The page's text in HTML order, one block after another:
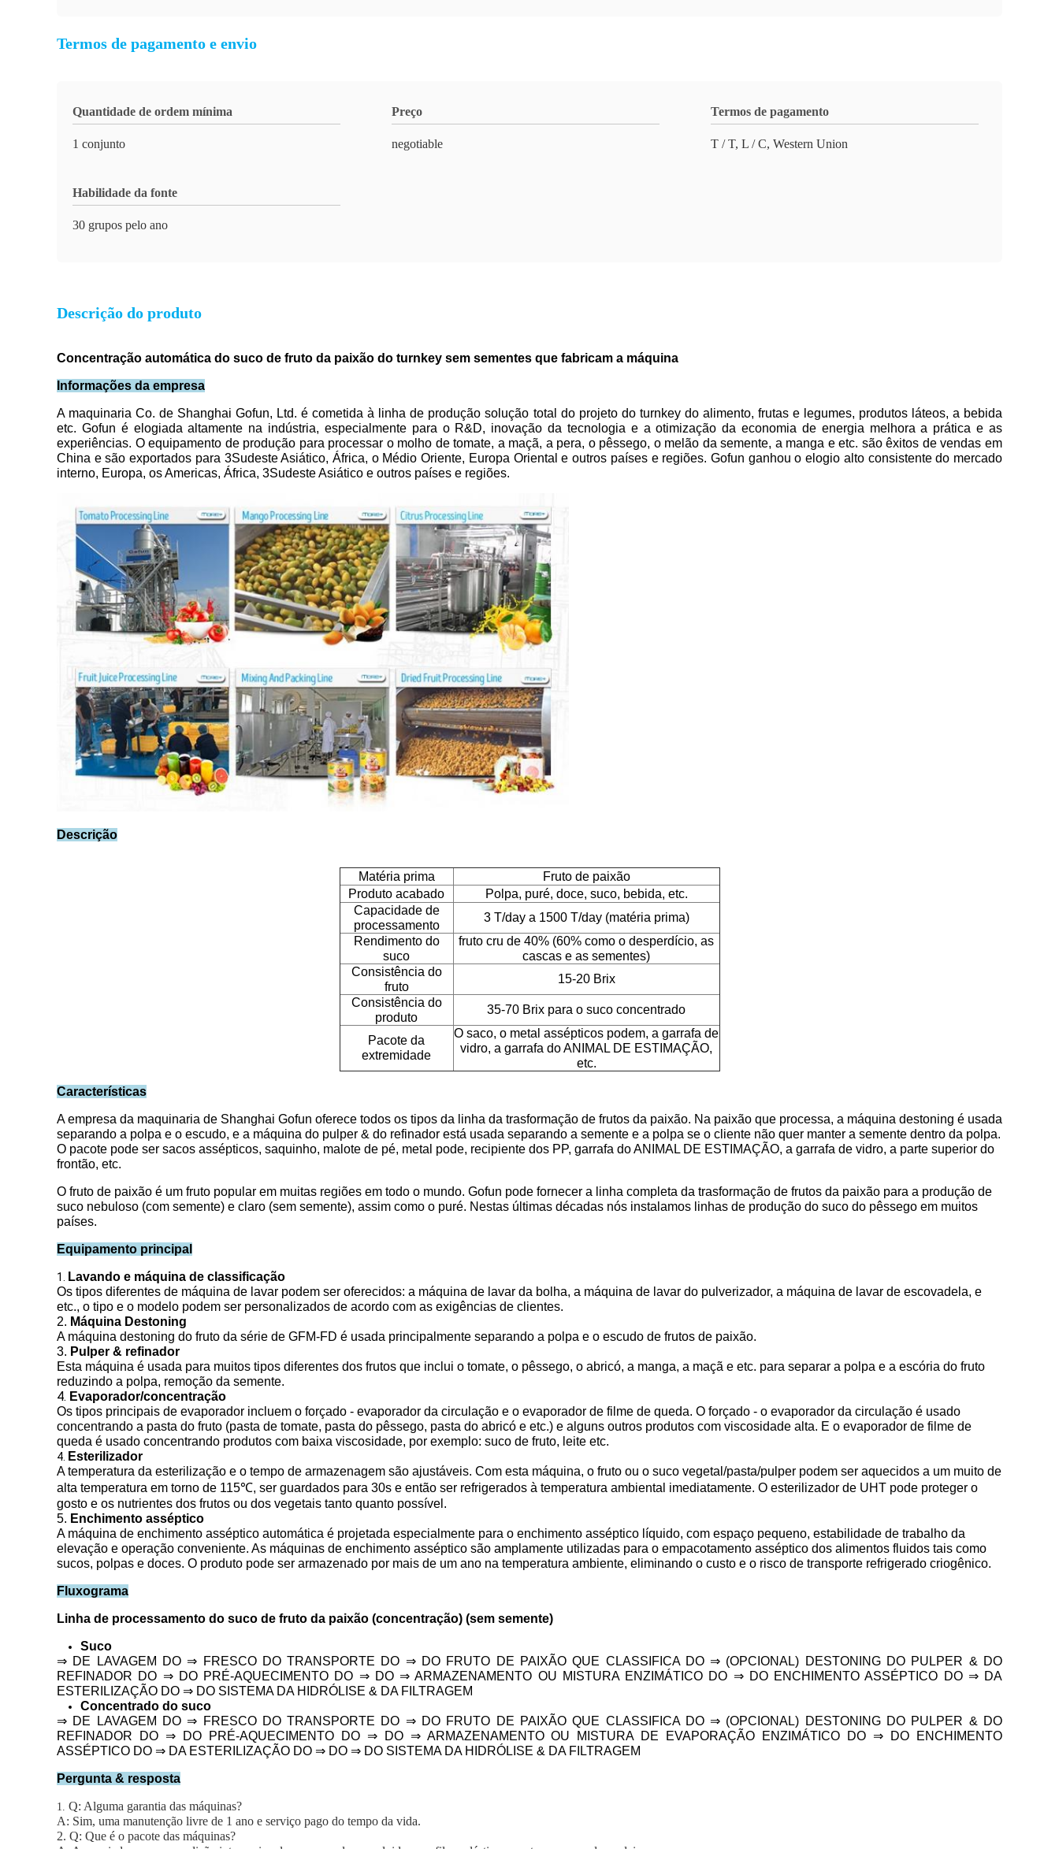
Termos de pagamento e envio
Quantidade de ordem mínima
1 conjunto
Preço
negotiable
Termos de pagamento
T / T, L / C, Western Union
Habilidade da fonte
30 grupos pelo ano
Descrição do produto
Concentração automática do suco de fruto da paixão do turnkey sem sementes que fabricam a máquina
Informações da empresa
A maquinaria Co. de Shanghai Gofun, Ltd. é cometida à linha de produção solução total do projeto do turnkey do alimento, frutas e legumes, produtos láteos, a bebida
etc. Gofun é elogiada altamente na indústria, especialmente para o R&D, inovação da tecnologia e a otimização da economia de energia melhora a prática e as
experiências. O equipamento de produção para processar o molho de tomate, a maçã, a pera, o pêssego, o melão da semente, a manga e etc. são êxitos de vendas em
China e são exportados para 3Sudeste Asiático, África, o Médio Oriente, Europa Oriental e outros países e regiões. Gofun ganhou o elogio alto consistente do mercado
interno, Europa, os Americas, África, 3Sudeste Asiático e outros países e regiões.
Descrição
Matéria prima
Fruto de paixão
Produto acabado
Polpa, puré, doce, suco, bebida, etc.
Capacidade de
processamento
3 T/day a 1500 T/day (matéria prima)
Rendimento do
suco
fruto cru de 40% (60% como o desperdício, as
cascas e as sementes)
Consistência do
fruto
15-20 Brix
Consistência do
produto
35-70 Brix para o suco concentrado
Pacote da
extremidade
O saco, o metal assépticos podem, a garrafa de
vidro, a garrafa do ANIMAL DE ESTIMAÇÃO,
etc.
Características
A empresa da maquinaria de Shanghai Gofun oferece todos os tipos da linha da trasformação de frutos da paixão. Na paixão que processa, a máquina destoning é usada
separando a polpa e o escudo, e a máquina do pulper & do refinador está usada separando a semente e a polpa se o cliente não quer manter a semente dentro da polpa.
O pacote pode ser sacos assépticos, saquinho, malote de pé, metal pode, recipiente dos PP, garrafa do ANIMAL DE ESTIMAÇÃO, a garrafa de vidro, a parte superior do
frontão, etc.
O fruto de paixão é um fruto popular em muitas regiões em todo o mundo. Gofun pode fornecer a linha completa da trasformação de frutos da paixão para a produção de
suco nebuloso (com semente) e claro (sem semente), assim como o puré. Nestas últimas décadas nós instalamos linhas de produção do suco do pêssego em muitos
países.
Equipamento principal
1.
Lavando e máquina de classificação
Os tipos diferentes de máquina de lavar podem ser oferecidos: a máquina de lavar da bolha, a máquina de lavar do pulverizador, a máquina de lavar de escovadela, e
etc., o tipo e o modelo podem ser personalizados de acordo com as exigências de clientes.
2. Máquina Destoning
A máquina destoning do fruto da série de GFM-FD é usada principalmente separando a polpa e o escudo de frutos de paixão.
3. Pulper & refinador
Esta máquina é usada para muitos tipos diferentes dos frutos que inclui o tomate, o pêssego, o abricó, a manga, a maçã e etc. para separar a polpa e a escória do fruto
reduzindo a polpa, remoção da semente.
4. Evaporador/concentração
Os tipos principais de evaporador incluem o forçado - evaporador da circulação e o evaporador de filme de queda. O forçado - o evaporador da circulação é usado
concentrando a pasta do fruto (pasta de tomate, pasta do pêssego, pasta do abricó e etc.) e alguns outros produtos com viscosidade alta. E o evaporador de filme de
queda é usado concentrando produtos com baixa viscosidade, por exemplo: suco de fruto, leite etc.
4. Esterilizador
A temperatura da esterilização e o tempo de armazenagem são ajustáveis. Com esta máquina, o fruto ou o suco vegetal/pasta/pulper podem ser aquecidos a um muito de
alta temperatura em torno de 115℃, ser guardados para 30s e então ser refrigerados à temperatura ambiental imediatamente. O esterilizador de UHT pode proteger o
gosto e os nutrientes dos frutos ou dos vegetais tanto quanto possível.
5. Enchimento asséptico
A máquina de enchimento asséptico automática é projetada especialmente para o enchimento asséptico líquido, com espaço pequeno, estabilidade de trabalho da
elevação e operação conveniente. As máquinas de enchimento asséptico são amplamente utilizadas para o empacotamento asséptico dos alimentos fluidos tais como
sucos, polpas e doces. O produto pode ser armazenado por mais de um ano na temperatura ambiente, eliminando o custo e o risco de transporte refrigerado criogênico.
Fluxograma
Linha de processamento do suco de fruto da paixão (concentração) (sem semente)
Suco
⇒ DE LAVAGEM DO ⇒ FRESCO DO TRANSPORTE DO ⇒ DO FRUTO DE PAIXÃO QUE CLASSIFICA DO ⇒ (OPCIONAL) DESTONING DO PULPER & DO
REFINADOR DO ⇒ DO PRÉ-AQUECIMENTO DO ⇒ DO ⇒ ARMAZENAMENTO OU MISTURA ENZIMÁTICO DO ⇒ DO ENCHIMENTO ASSÉPTICO DO ⇒ DA
ESTERILIZAÇÃO DO ⇒ DO SISTEMA DA HIDRÓLISE & DA FILTRAGEM
Concentrado do suco
⇒ DE LAVAGEM DO ⇒ FRESCO DO TRANSPORTE DO ⇒ DO FRUTO DE PAIXÃO QUE CLASSIFICA DO ⇒ (OPCIONAL) DESTONING DO PULPER & DO
REFINADOR DO ⇒ DO PRÉ-AQUECIMENTO DO ⇒ DO ⇒ ARMAZENAMENTO OU MISTURA DE EVAPORAÇÃO ENZIMÁTICO DO ⇒ DO ENCHIMENTO
ASSÉPTICO DO ⇒ DA ESTERILIZAÇÃO DO ⇒ DO ⇒ DO SISTEMA DA HIDRÓLISE & DA FILTRAGEM
Pergunta & resposta
1. Q: Alguma garantia das máquinas?
A: Sim, uma manutenção livre de 1 ano e serviço pago do tempo da vida.
2. Q: Que é o pacote das máquinas?